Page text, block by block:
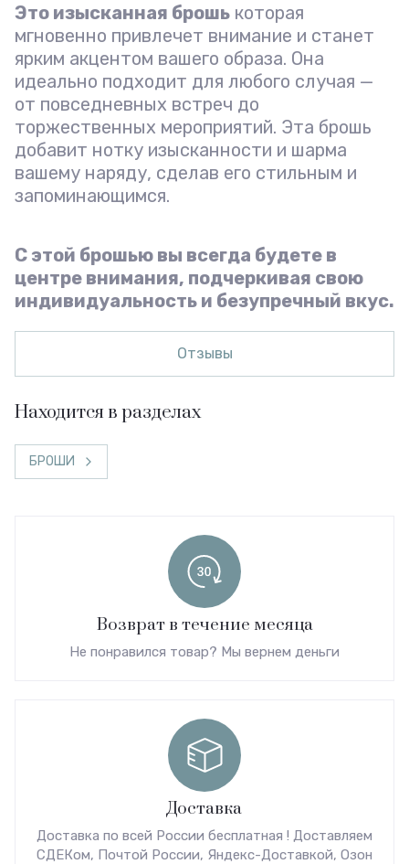
Это изысканная брошь которая
мгновенно привлечет внимание и станет
ярким акцентом вашего образа. Она
идеально подходит для любого случая —
от повседневных встреч до
торжественных мероприятий. Эта брошь
добавит нотку изысканности и шарма
вашему наряду, сделав его стильным и
запоминающимся.
С этой брошью вы всегда будете в
центре внимания, подчеркивая свою
индивидуальность и безупречный вкус.
Отзывы
Находится в разделах
БРОШИ
Возврат в течение месяца
Не понравился товар? Мы вернем деньги
Доставка
Доставка по всей России бесплатная ! Доставляем
СДЕКом, Почтой России, Яндекс-Доставкой, Озон